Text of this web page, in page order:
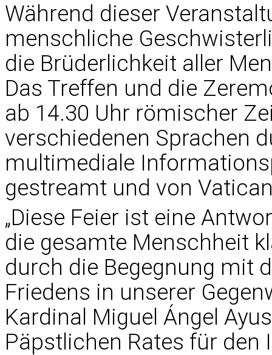
Während dieser
menschliche
die Brüderlichkeit aller
Das Treffen und die
ab 14.30 Uhr römischer
verschiedenen Sprachen
multimediale
gestreamt und von
„Diese Feier ist eine
die gesamte Menschheit
durch die Begegnung mit
Friedens in unserer
Kardinal Miguel Ángel
Päpstlichen Rates für den